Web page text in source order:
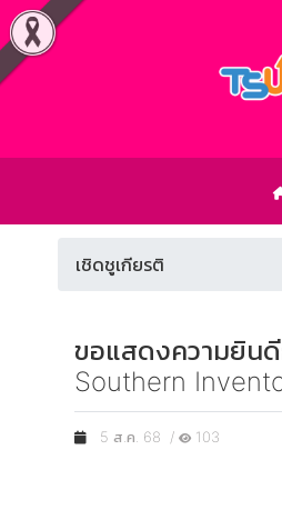
เชิดชูเกียรติ
ขอแสดงความยินดี
Southern
5 ส.ค. 68 / 103